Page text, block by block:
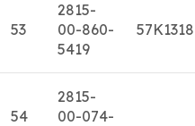
53
2815-
00-860-
5419
57K1318
54
2815-
00-074-